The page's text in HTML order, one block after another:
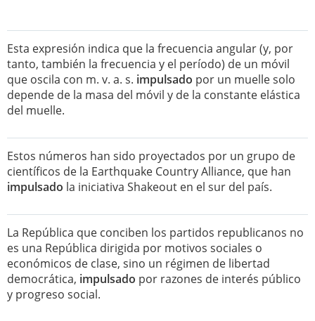
Esta expresión indica que la frecuencia angular (y, por
tanto, también la frecuencia y el período) de un móvil
que oscila con m. v. a. s. impulsado por un muelle solo
depende de la masa del móvil y de la constante elástica
del muelle.
Estos números han sido proyectados por un grupo de
científicos de la Earthquake Country Alliance, que han
impulsado la iniciativa Shakeout en el sur del país.
La República que conciben los partidos republicanos no
es una República dirigida por motivos sociales o
económicos de clase, sino un régimen de libertad
democrática, impulsado por razones de interés público
y progreso social.